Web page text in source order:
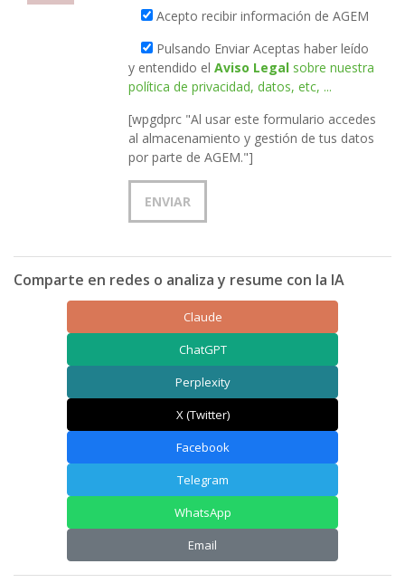
Acepto recibir información de AGEM
Pulsando Enviar Aceptas haber leído
y entendido el Aviso Legal sobre nuestra
política de privacidad, datos, etc, ...
[wpgdprc "Al usar este formulario accedes
al almacenamiento y gestión de tus datos
por parte de AGEM."]
Comparte en redes o analiza y resume con la IA
Claude
ChatGPT
Perplexity
X (Twitter)
Facebook
Telegram
WhatsApp
Email